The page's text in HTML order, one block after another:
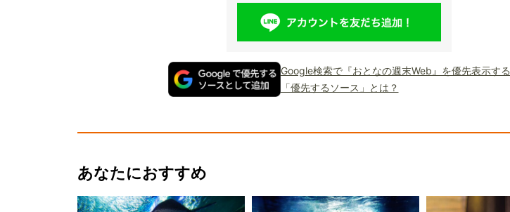
Google検索で『おとなの週末Web』を優先表示する
「優先するソース」とは？
あなたにおすすめ